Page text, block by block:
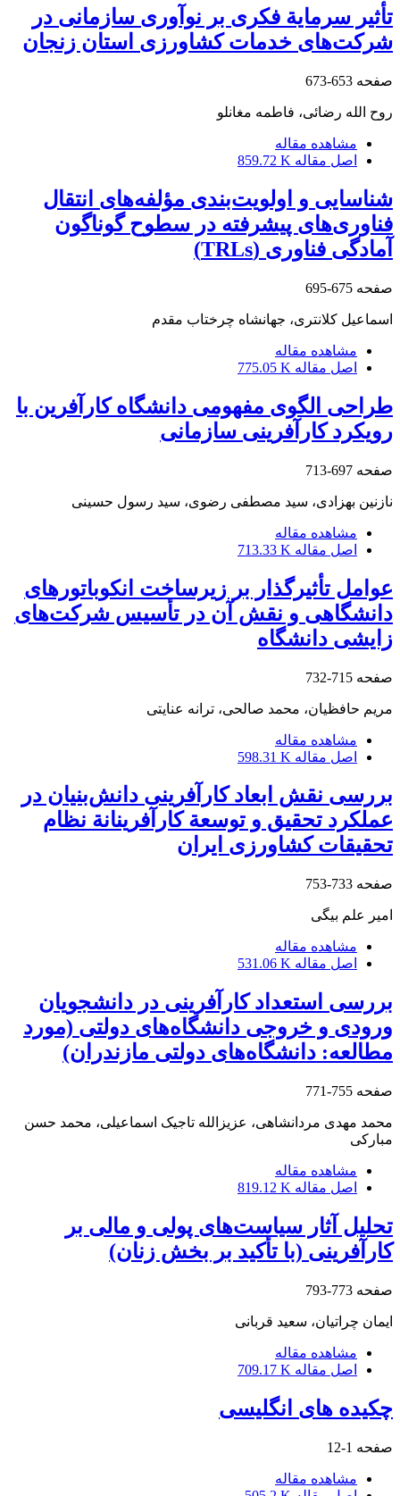
تأثیر سرمایة فکری بر نوآوری سازمانی در
شرکت‌های خدمات کشاورزی استان زنجان
صفحه 653-673
روح الله رضائی، فاطمه مغانلو
مشاهده مقاله
اصل مقاله 859.72 K
شناسایی و اولویت‌بندی مؤلفه‌های انتقال
فناوری‌های پیشرفته در سطوح گوناگون
آمادگی فناوری (TRLs)
صفحه 675-695
اسماعیل کلانتری، جهانشاه چرختاب مقدم
مشاهده مقاله
اصل مقاله 775.05 K
طراحی الگوی مفهومی دانشگاه کارآفرین با
رویکرد کارآفرینی سازمانی
صفحه 697-713
نازنین بهزادی، سید مصطفی رضوی، سید رسول حسینی
مشاهده مقاله
اصل مقاله 713.33 K
عوامل تأثیرگذار بر زیرساخت انکوباتورهای
دانشگاهی و نقش آن در تأسیس شرکت‌های
زایشی دانشگاه
صفحه 715-732
مریم حافظیان، محمد صالحی، ترانه عنایتی
مشاهده مقاله
اصل مقاله 598.31 K
بررسی نقش ابعاد کارآفرینی دانش‌بنیان در
عملکرد تحقیق و توسعة کارآفرینانة نظام
تحقیقات کشاورزی ایران
صفحه 733-753
امیر علم بیگی
مشاهده مقاله
اصل مقاله 531.06 K
بررسی استعداد کارآفرینی در دانشجویان
ورودی و خروجی دانشگاه‌های دولتی (مورد
مطالعه: دانشگاه‌های دولتی مازندران)
صفحه 755-771
محمد مهدی مردانشاهی، عزیزالله تاجیک اسماعیلی، محمد حسن
مبارکی
مشاهده مقاله
اصل مقاله 819.12 K
تحلیل آثار سیاست‌های پولی و مالی بر
کارآفرینی (با تأکید بر بخش زنان)
صفحه 773-793
ایمان چراتیان، سعید قربانی
مشاهده مقاله
اصل مقاله 709.17 K
چکیده های انگلیسی
صفحه 1-12
مشاهده مقاله